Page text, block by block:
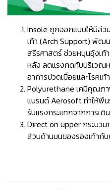
Insole ถูกออกแบบให้มีส่ว
เท้า (Arch Support) พัฒ
สรีรศาสตร์ ช่วยหนุนอุ้งเ
หลัง ลดแรงกดทับบริเวณห
อาการปวดเมื่อยและโรคเท้
Polyurethane เคมีคุณภ
แบรนด์ Aerosoft ทำให้พืน
รับแรงกระแทกจากการเดิ
Direct on upper กระบว
ส่วนด้านบนของรองเท้ากั